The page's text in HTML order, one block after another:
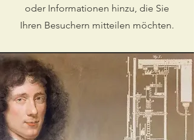
oder Informationen hinzu, die Sie
Ihren Besuchern mitteilen möchten.